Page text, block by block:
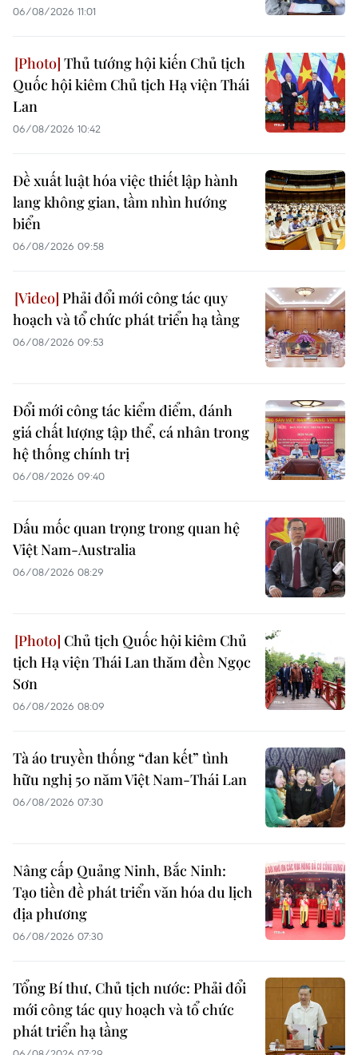
06/08/2026 11:01
Thủ tướng hội kiến Chủ tịch
Quốc hội kiêm Chủ tịch Hạ viện Thái
Lan
06/08/2026 10:42
Đề xuất luật hóa việc thiết lập hành
lang không gian, tầm nhìn hướng
biển
06/08/2026 09:58
Phải đổi mới công tác quy
hoạch và tổ chức phát triển hạ tầng
06/08/2026 09:53
Đổi mới công tác kiểm điểm, đánh
giá chất lượng tập thể, cá nhân trong
hệ thống chính trị
06/08/2026 09:40
Dấu mốc quan trọng trong quan hệ
Việt Nam-Australia
06/08/2026 08:29
Chủ tịch Quốc hội kiêm Chủ
tịch Hạ viện Thái Lan thăm đền Ngọc
Sơn
06/08/2026 08:09
Tà áo truyền thống “đan kết” tình
hữu nghị 50 năm Việt Nam-Thái Lan
06/08/2026 07:30
Nâng cấp Quảng Ninh, Bắc Ninh:
Tạo tiền đề phát triển văn hóa du lịch
địa phương
06/08/2026 07:30
Tổng Bí thư, Chủ tịch nước: Phải đổi
mới công tác quy hoạch và tổ chức
phát triển hạ tầng